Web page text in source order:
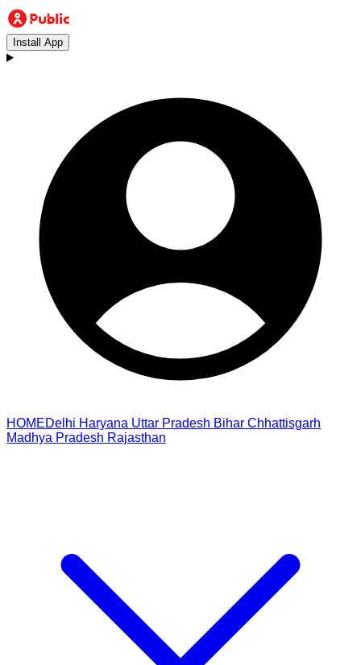
Install App
HOMEDelhi Haryana Uttar Pradesh Bihar Chhattisgarh
Madhya Pradesh Rajasthan